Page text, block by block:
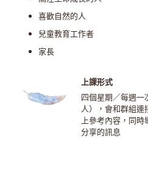
喜歡自然的人
兒童教育工作者
家長
上課形式
四個星期／每週一
人），會和群組連
上參考內容，同時
分享的訊息